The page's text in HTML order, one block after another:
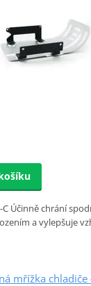
Účinně chrání
a vylepšuje
mřížka chladiče